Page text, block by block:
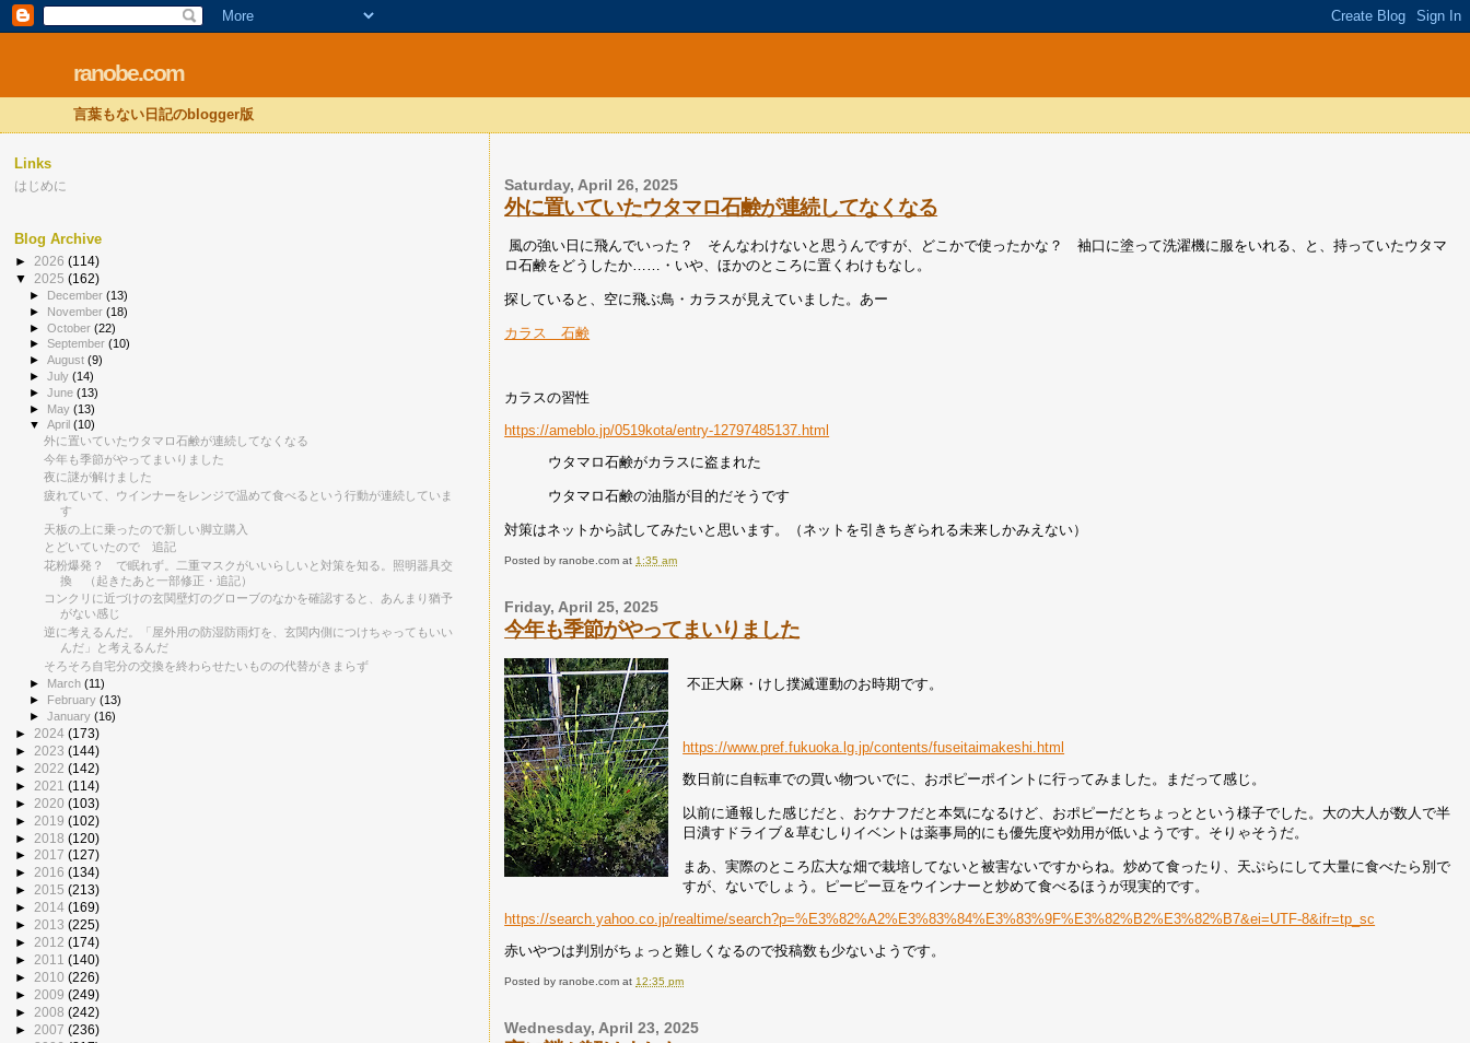
ranobe.com
言葉もない日記のblogger版
Saturday, April 26, 2025
外に置いていたウタマロ石鹸が連続してなくなる
風の強い日に飛んでいった？ そんなわけないと思うんですが、どこかで使ったかな？ 袖口に塗って洗濯機に服をいれる、と、持っていたウタマ
ロ石鹸をどうしたか……・いや、ほかのところに置くわけもなし。
探していると、空に飛ぶ鳥・カラスが見えていました。あー
カラス 石鹸
カラスの習性
https://ameblo.jp/0519kota/entry-12797485137.html
ウタマロ石鹸がカラスに盗まれた
ウタマロ石鹸の油脂が目的だそうです
対策はネットから試してみたいと思います。（ネットを引きちぎられる未来しかみえない）
Posted byranobe.com at 1:35 am
Friday, April 25, 2025
今年も季節がやってまいりました
不正大麻・けし撲滅運動のお時期です。
https://www.pref.fukuoka.lg.jp/contents/fuseitaimakeshi.html
数日前に自転車での買い物ついでに、おポピーポイントに行ってみました。まだって感じ。
以前に通報した感じだと、おケナフだと本気になるけど、おポピーだとちょっとという様子でした。大の大人が数人で半
日潰すドライブ＆草むしりイベントは薬事局的にも優先度や効用が低いようです。そりゃそうだ。
まあ、実際のところ広大な畑で栽培してないと被害ないですからね。炒めて食ったり、天ぷらにして大量に食べたら別で
すが、ないでしょう。ピーピー豆をウインナーと炒めて食べるほうが現実的です。
https://search.yahoo.co.jp/realtime/search?p=%E3%82%A2%E3%83%84%E3%83%9F%E3%82%B2%E3%82%B7&ei=UTF-8&ifr=tp_sc
赤いやつは判別がちょっと難しくなるので投稿数も少ないようです。
Posted byranobe.com at 12:35 pm
Wednesday, April 23, 2025
Links
はじめに
Blog Archive
► 2026 (114)
▼ 2025 (162)
► December(13)
► November(18)
►October(22)
►September(10)
►August(9)
►July(14)
►June(13)
► May(13)
▼April(10)
外に置いていたウタマロ石鹸が連続してなくなる
今年も季節がやってまいりました
夜に謎が解けました
疲れていて、ウインナーをレンジで温めて食べるという行動が連続していま
す
天板の上に乗ったので新しい脚立購入
とどいていたので 追記
花粉爆発？ で眠れず。二重マスクがいいらしいと対策を知る。照明器具交
換 （起きたあと一部修正・追記）
コンクリに近づけの玄関壁灯のグローブのなかを確認すると、あんまり猶予
がない感じ
逆に考えるんだ。「屋外用の防湿防雨灯を、玄関内側につけちゃってもいい
んだ」と考えるんだ
そろそろ自宅分の交換を終わらせたいものの代替がきまらず
►
March(11)
►
February(13)
►January(16)
► 2024 (173)
► 2023 (144)
► 2022 (142)
► 2021 (114)
► 2020 (103)
► 2019 (102)
► 2018 (120)
► 2017 (127)
► 2016 (134)
► 2015 (213)
► 2014 (169)
► 2013 (225)
► 2012 (174)
► 2011 (140)
► 2010 (226)
► 2009 (249)
► 2008 (242)
► 2007 (236)